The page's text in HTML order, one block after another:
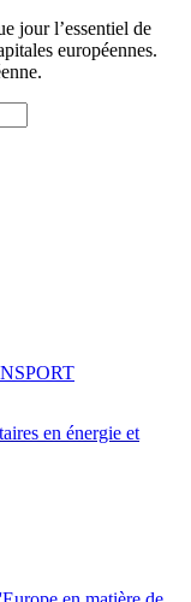
jour l’essentiel de
européennes.
en énergie et